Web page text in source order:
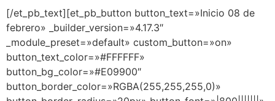
[/et_pb_text][et_pb_button button_text=»Inicio 08 de
febrero» _builder_version=»4.17.3″
_module_preset=»default» custom_button=»on»
button_text_color=»#FFFFFF»
button_bg_color=»#E09900″
button_border_color=»RGBA(255,255,255,0)»